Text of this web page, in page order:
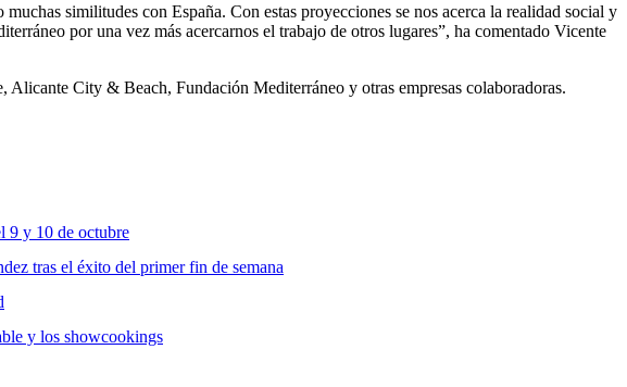
similitudes con España. Con estas proyecciones se nos acerca la realidad social y
por una vez más acercarnos el trabajo de otros lugares”, ha comentado Vicente
City & Beach, Fundación Mediterráneo y otras empresas colaboradoras.
9 y 10 de octubre
tras el éxito del primer fin de semana
y los showcookings